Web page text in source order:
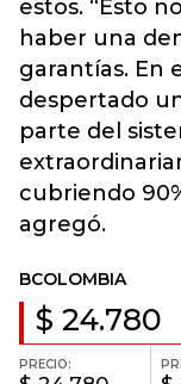
estos. “Esto
haber una
garantías. En
despertado
parte del
cubriendo
agregó.